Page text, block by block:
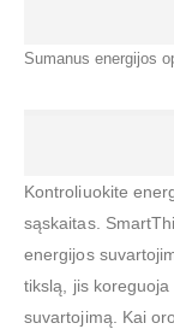
Sumanus energijos
Kontroliuokite
sąskaitas.
energijos
tikslą, jis
suvartojimą. Kai